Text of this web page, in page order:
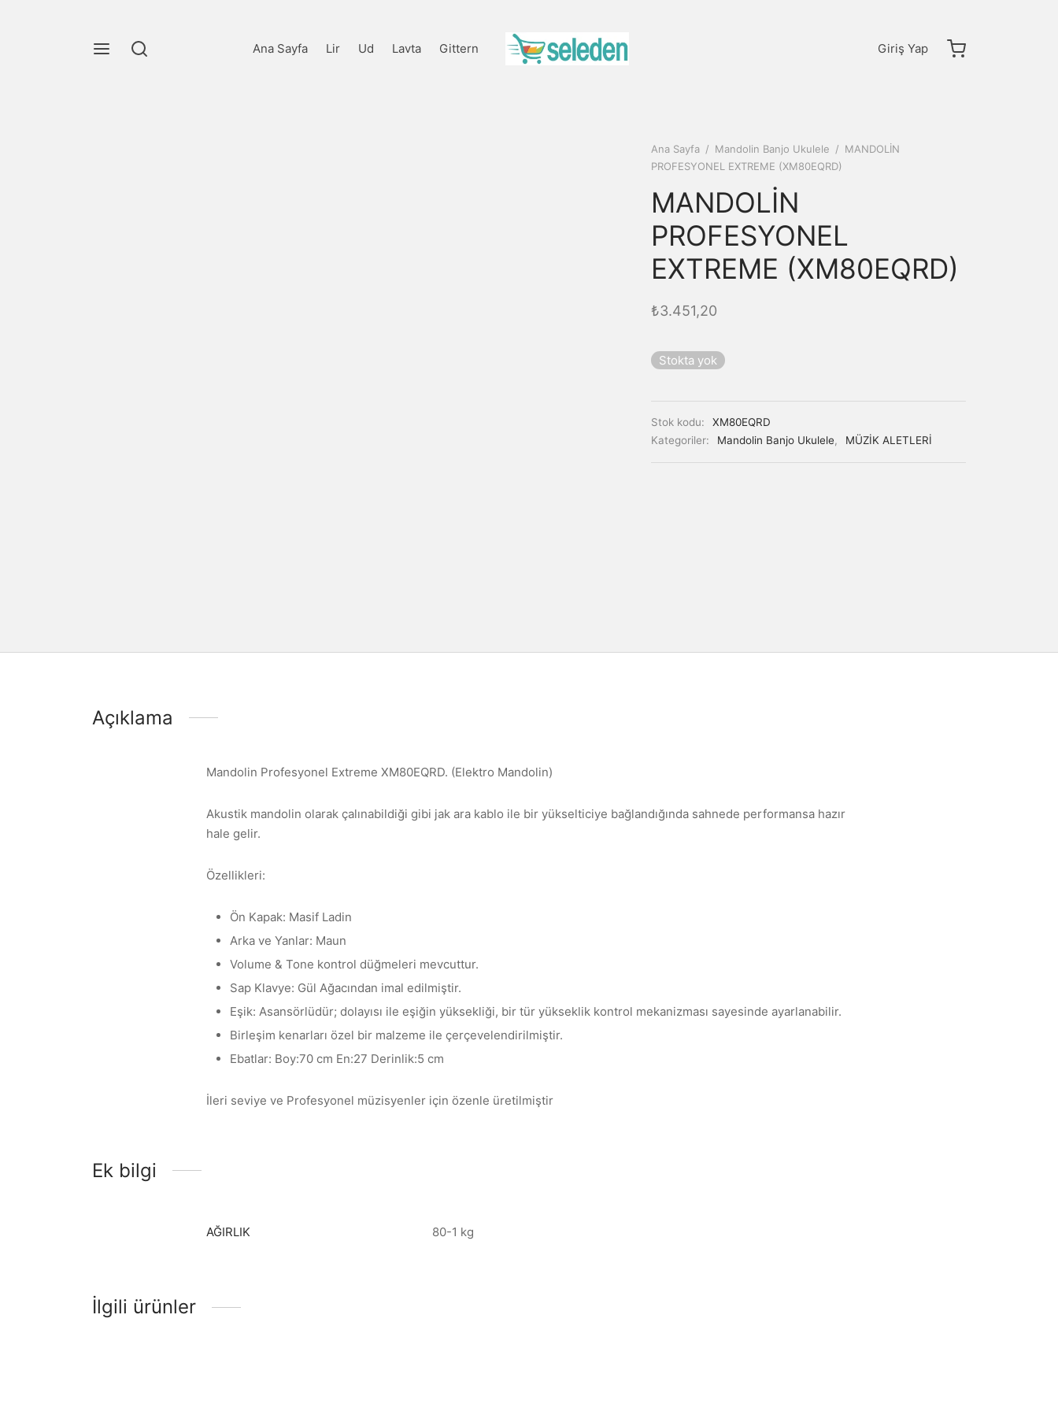
Ana Sayfa Lir Ud Lavta Gittern Giriş Yap
Ana Sayfa / Mandolin Banjo Ukulele / MANDOLİN
PROFESYONEL EXTREME (XM80EQRD)
MANDOLİN
PROFESYONEL
EXTREME (XM80EQRD)
₺3.451,20
Stokta yok
Stok kodu:
XM80EQRD
Kategoriler:
Mandolin Banjo Ukulele, MÜZİK ALETLERİ
Açıklama
Mandolin Profesyonel Extreme XM80EQRD. (Elektro Mandolin)
Akustik mandolin olarak çalınabildiği gibi jak ara kablo ile bir yükselticiye bağlandığında sahnede performansa hazır
hale gelir.
Özellikleri:
Ön Kapak: Masif Ladin
Arka ve Yanlar: Maun
Volume & Tone kontrol düğmeleri mevcuttur.
Sap Klavye: Gül Ağacından imal edilmiştir.
Eşik: Asansörlüdür; dolayısı ile eşiğin yüksekliği, bir tür yükseklik kontrol mekanizması sayesinde ayarlanabilir.
Birleşim kenarları özel bir malzeme ile çerçevelendirilmiştir.
Ebatlar: Boy:70 cm En:27 Derinlik:5 cm
İleri seviye ve Profesyonel müzisyenler için özenle üretilmiştir
Ek bilgi
AĞIRLIK 80-1 kg
İlgili ürünler